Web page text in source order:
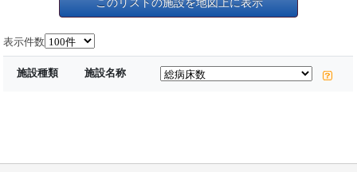
表示件数
施設種類 施設名称